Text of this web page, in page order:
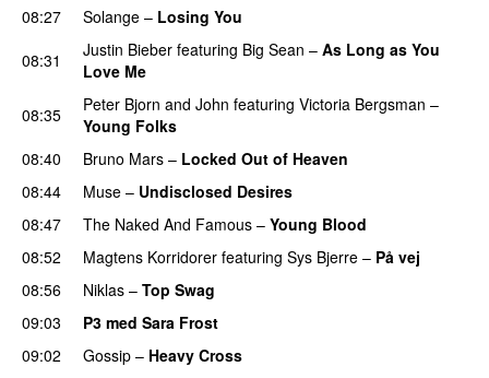
08:27
Solange – Losing You
08:31
Justin Bieber featuring Big Sean – As Long as You
Love Me
08:35
Peter Bjorn and John featuring Victoria Bergsman –
Young Folks
08:40
Bruno Mars – Locked Out of Heaven
08:44
Muse – Undisclosed Desires
08:47
The Naked And Famous – Young Blood
08:52
Magtens Korridorer featuring Sys Bjerre – På vej
08:56
Niklas – Top Swag
09:03
P3 med Sara Frost
09:02
Gossip – Heavy Cross